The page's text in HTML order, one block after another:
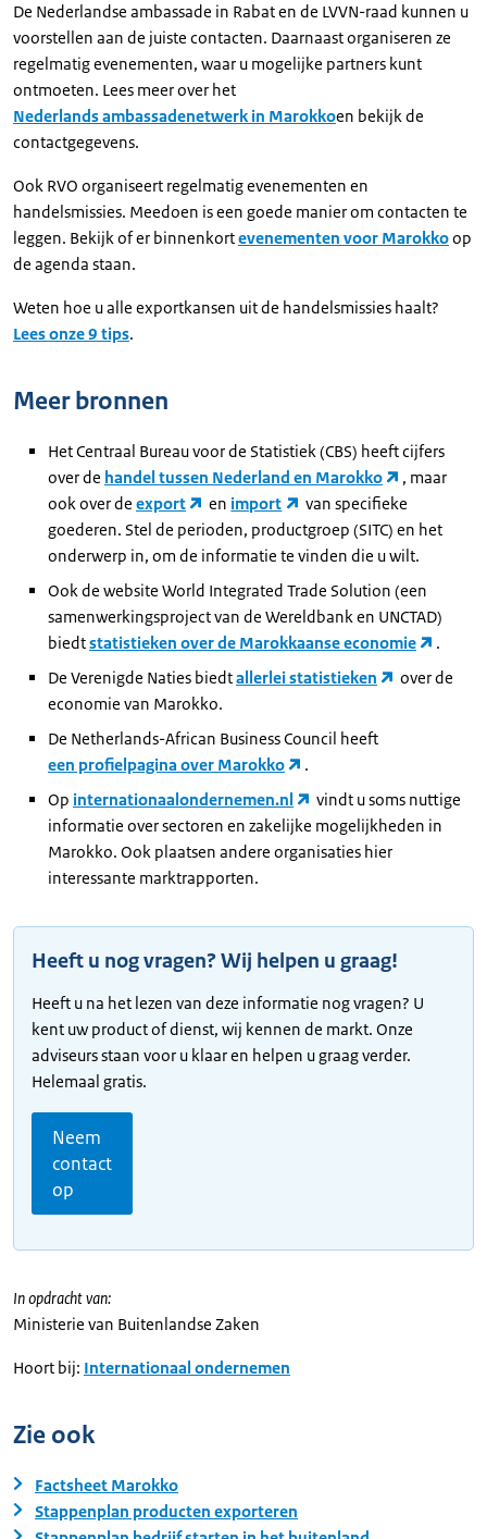
De Nederlandse ambassade in Rabat en de LVVN-raad kunnen u
voorstellen aan de juiste contacten. Daarnaast organiseren ze
regelmatig evenementen, waar u mogelijke partners kunt
ontmoeten. Lees meer over het
Nederlands ambassadenetwerk in Marokkoen bekijk de
contactgegevens.
Ook RVO organiseert regelmatig evenementen en
handelsmissies. Meedoen is een goede manier om contacten te
leggen. Bekijk of er binnenkortevenementen voor Marokkoop
de agenda staan.
Weten hoe u alle exportkansen uit de handelsmissies haalt?
Lees onze 9 tips.
Meer bronnen
Het Centraal Bureau voor de Statistiek (CBS) heeft cijfers
over de handel tussen Nederland en Marokko
, maar
ook over de export en import
van specifieke
goederen. Stel de perioden, productgroep (SITC) en het
onderwerp in, om de informatie te vinden die u wilt.
Ook de website World Integrated Trade Solution (een
samenwerkingsproject van de Wereldbank en UNCTAD)
biedtstatistieken over de Marokkaanse economie
.
De Verenigde Naties biedtallerlei statistieken
over de
economie van Marokko.
De Netherlands-African Business Council heeft
een profielpagina over Marokko
.
Op internationaalondernemen.nl
vindt u soms nuttige
informatie over sectoren en zakelijke mogelijkheden in
Marokko. Ook plaatsen andere organisaties hier
interessante marktrapporten.
Heeft u nog vragen? Wij helpen u graag!
Heeft u na het lezen van deze informatie nog vragen? U
kent uw product of dienst, wij kennen de markt. Onze
adviseurs staan voor u klaar en helpen u graag verder.
Helemaal gratis.
Neem
contact
op
In opdracht van:
Ministerie van Buitenlandse Zaken
Hoort bij: Internationaal ondernemen
Zie ook
Factsheet Marokko
Stappenplan producten exporteren